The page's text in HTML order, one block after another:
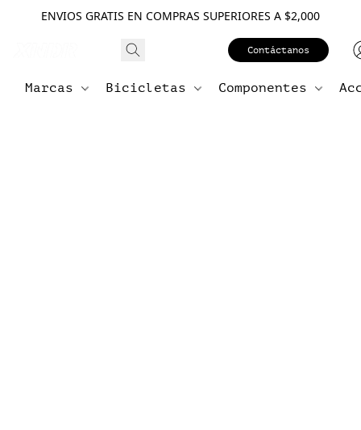
ENVIOS GRATIS EN COMPRAS SUPERIORES A $2,000
Contáctanos
Marcas Bicicletas Componentes